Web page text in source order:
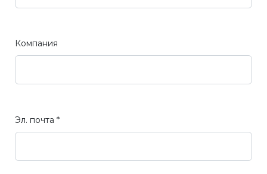
Компания
Эл. почта *